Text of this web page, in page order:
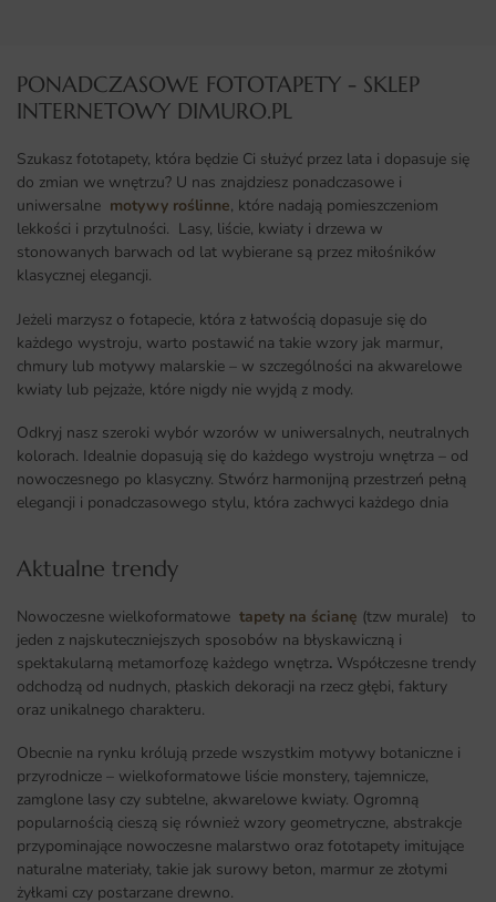
PONADCZASOWE FOTOTAPETY - SKLEP
INTERNETOWY DIMURO.PL​
Szukasz fototapety, która będzie Ci służyć przez lata i dopasuje się
do zmian we wnętrzu? U nas znajdziesz ponadczasowe i
uniwersalne motywy roślinne, które nadają pomieszczeniom
lekkości i przytulności. Lasy, liście, kwiaty i drzewa w
stonowanych barwach od lat wybierane są przez miłośników
klasycznej elegancji.
Jeżeli marzysz o fotapecie, która z łatwością dopasuje się do
każdego wystroju, warto postawić na takie wzory jak marmur,
chmury lub motywy malarskie – w szczególności na akwarelowe
kwiaty lub pejzaże, które nigdy nie wyjdą z mody.
Odkryj nasz szeroki wybór wzorów w uniwersalnych, neutralnych
kolorach. Idealnie dopasują się do każdego wystroju wnętrza – od
nowoczesnego po klasyczny. Stwórz harmonijną przestrzeń pełną
elegancji i ponadczasowego stylu, która zachwyci każdego dnia
Aktualne trendy​
Nowoczesne wielkoformatowe tapety na ścianę (tzw murale) to
jeden z najskuteczniejszych sposobów na błyskawiczną i
spektakularną metamorfozę każdego wnętrza. Współczesne trendy
odchodzą od nudnych, płaskich dekoracji na rzecz głębi, faktury
oraz unikalnego charakteru.
Obecnie na rynku królują przede wszystkim motywy botaniczne i
przyrodnicze – wielkoformatowe liście monstery, tajemnicze,
zamglone lasy czy subtelne, akwarelowe kwiaty. Ogromną
popularnością cieszą się również wzory geometryczne, abstrakcje
przypominające nowoczesne malarstwo oraz fototapety imitujące
naturalne materiały, takie jak surowy beton, marmur ze złotymi
żyłkami czy postarzane drewno.